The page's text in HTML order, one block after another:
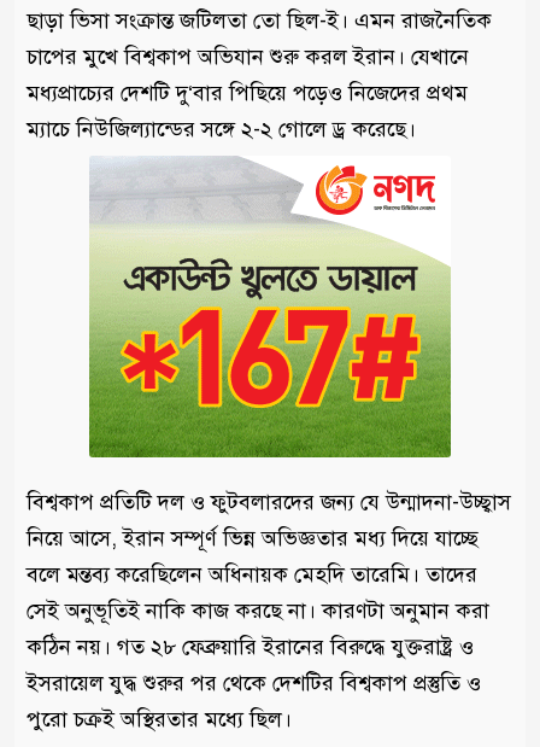
ছাড়া ভিসা সংক্রান্ত জটিলতা তো ছিল-ই। এমন রাজনৈতিক
চাপের মুখে বিশ্বকাপ অভিযান শুরু করল ইরান। যেখানে
মধ্যপ্রাচ্যের দেশটি দু‘বার পিছিয়ে পড়েও নিজেদের প্রথম
ম্যাচে নিউজিল্যান্ডের সঙ্গে ২-২ গোলে ড্র করেছে।
বিশ্বকাপ প্রতিটি দল ও ফুটবলারদের জন্য যে উন্মাদনা-উচ্ছ্বাস
নিয়ে আসে, ইরান সম্পূর্ণ ভিন্ন অভিজ্ঞতার মধ্য দিয়ে যাচ্ছে
বলে মন্তব্য করেছিলেন অধিনায়ক মেহদি তারেমি। তাদের
সেই অনুভূতিই নাকি কাজ করছে না। কারণটা অনুমান করা
কঠিন নয়। গত ২৮ ফেব্রুয়ারি ইরানের বিরুদ্ধে যুক্তরাষ্ট্র ও
ইসরায়েল যুদ্ধ শুরুর পর থেকে দেশটির বিশ্বকাপ প্রস্তুতি ও
পুরো চক্রই অস্থিরতার মধ্যে ছিল।